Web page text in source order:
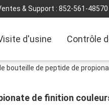
& Support : 852-561-48570
d'usine Contrôle
bouteille de peptide de
de finition